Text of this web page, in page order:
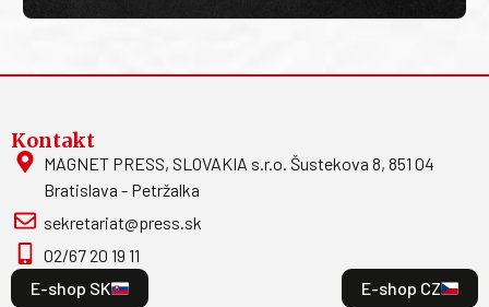
Kontakt
MAGNET PRESS, SLOVAKIA s.r.o. Šustekova 8, 851 04
Bratislava - Petržalka
sekretariat@press.sk
02/67 20 19 11
E-shop SK
E-shop CZ